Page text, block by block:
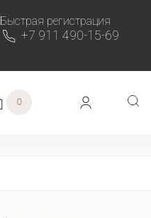
Быстрая регистрация
+7 911 490-15-69
0